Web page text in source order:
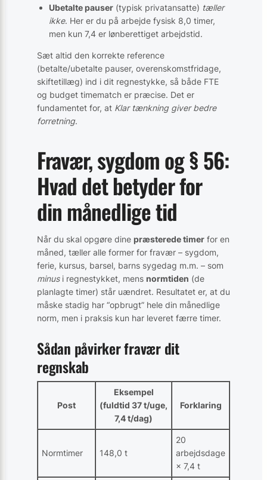
Ubetalte pauser (typisk privatansatte) tæller
ikke. Her er du på arbejde fysisk 8,0 timer,
men kun 7,4 er lønberettiget arbejdstid.
Sæt altid den korrekte reference
(betalte/ubetalte pauser, overenskomstfridage,
skiftetillæg) ind i dit regnestykke, så både FTE
og budget timematch er præcise. Det er
fundamentet for, at Klar tænkning giver bedre
forretning.
Fravær, sygdom og § 56:
Hvad det betyder for
din månedlige tid
Når du skal opgøre dine præsterede timer for en
måned, tæller alle former for fravær – sygdom,
ferie, kursus, barsel, barns sygedag m.m. – som
minusi regnestykket, mens normtiden (de
planlagte timer) står uændret. Resultatet er, at du
måske stadig har “opbrugt” hele din månedlige
norm, men i praksis kun har leveret færre timer.
Sådan påvirker fravær dit
regnskab
Post
Eksempel
(fuldtid 37 t/uge,
7,4 t/dag)
Forklaring
Normtimer 148,0 t
20
arbejdsdage
× 7,4 t